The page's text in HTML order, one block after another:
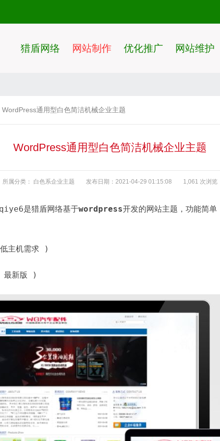
猎盾网络 网站制作 优化推广 网站维护
WordPress通用型白色简洁机械企业主题
WordPress通用型白色简洁机械企业主题
所属分类： 白色系企业主题 发布日期：2021-04-29 01:15:08 1,061 次浏览
是猎盾网络基于wordpress开发的网站主题，功能简
主机需求 )
最新版 )